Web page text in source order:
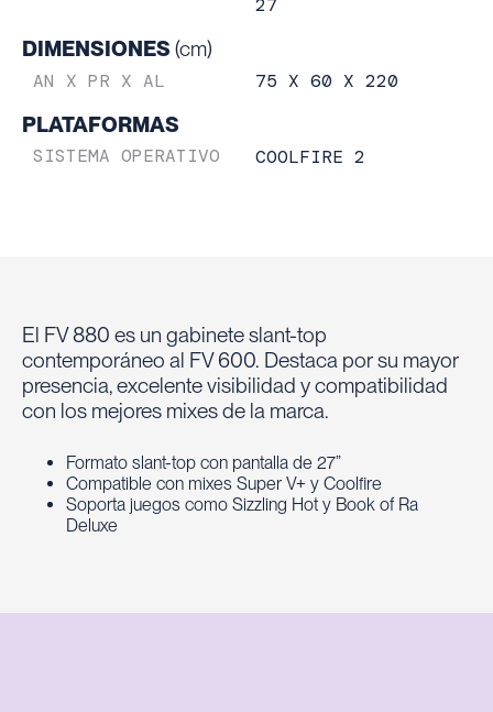
DIMENSIONES (cm)
AN X PR X AL 75 X 60 X 220
PLATAFORMAS
SISTEMA OPERATIVO COOLFIRE 2
Formato slant-top con pantalla de 27”
Compatible con mixes Super V+ y Coolfire
Soporta juegos como Sizzling Hot y Book of Ra
Deluxe
El FV 880 es un gabinete slant-top
contemporáneo al FV 600. Destaca por su mayor
presencia, excelente visibilidad y compatibilidad
con los mejores mixes de la marca.